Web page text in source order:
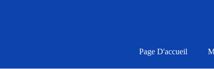
Page D'accueil